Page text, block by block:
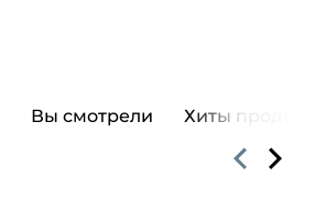
Вы смотрели Хиты продаж